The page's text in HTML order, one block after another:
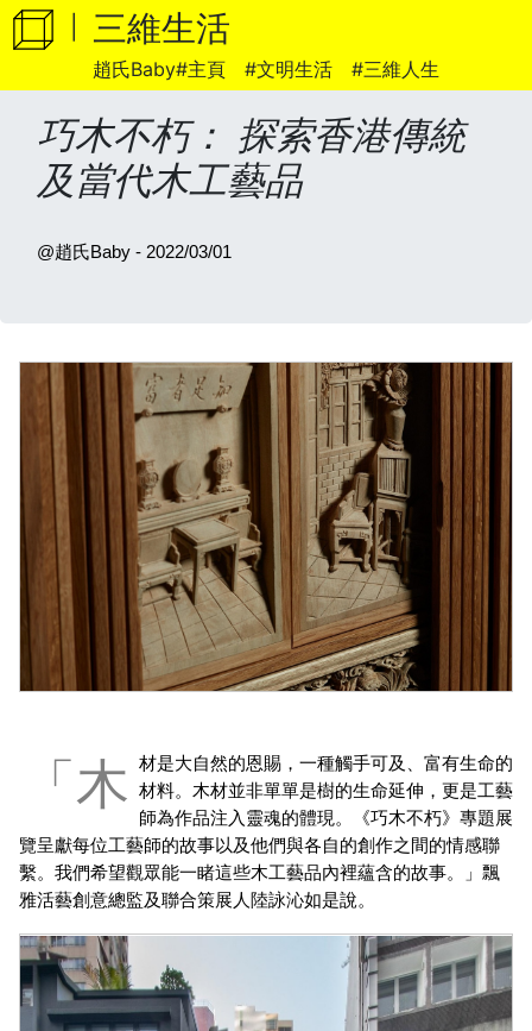
三維生活
趙氏Baby#主頁 #文明生活 #三維人生
巧木不朽： 探索香港傳統
及當代木工藝品
@趙氏Baby - 2022/03/01
「木材是大自然的恩賜，一種觸手可及、富有生命的
材料。木材並非單單是樹的生命延伸，更是工藝
師為作品注入靈魂的體現。《巧木不朽》專題展
覽呈獻每位工藝師的故事以及他們與各自的創作之間的情感聯
繫。我們希望觀眾能一睹這些木工藝品內裡蘊含的故事。」飄
雅活藝創意總監及聯合策展人陸詠沁如是說。